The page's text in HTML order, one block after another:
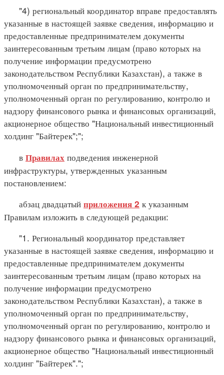
"4) региональный координатор вправе предоставлять
указанные в настоящей заявке сведения, информацию и
предоставленные предпринимателем документы
заинтересованным третьим лицам (право которых на
получение информации предусмотрено
законодательством Республики Казахстан), а также в
уполномоченный орган по предпринимательству,
уполномоченный орган по регулированию, контролю и
надзору финансового рынка и финансовых организаций,
акционерное общество "Национальный инвестиционный
холдинг "Байтерек";";
в Правилах подведения инженерной
инфраструктуры, утвержденных указанным
постановлением:
абзац двадцатый приложения 2 к указанным
Правилам изложить в следующей редакции:
"1. Региональный координатор представляет
указанные в настоящей заявке сведения, информацию и
предоставленные предпринимателем документы
заинтересованным третьим лицам (право которых на
получение информации предусмотрено
законодательством Республики Казахстан), а также в
уполномоченный орган по предпринимательству,
уполномоченный орган по регулированию, контролю и
надзору финансового рынка и финансовых организаций,
акционерное общество "Национальный инвестиционный
холдинг "Байтерек".";